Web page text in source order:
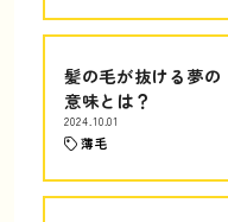
髪の毛が抜ける夢の
意味とは？
2024.10.01
薄毛